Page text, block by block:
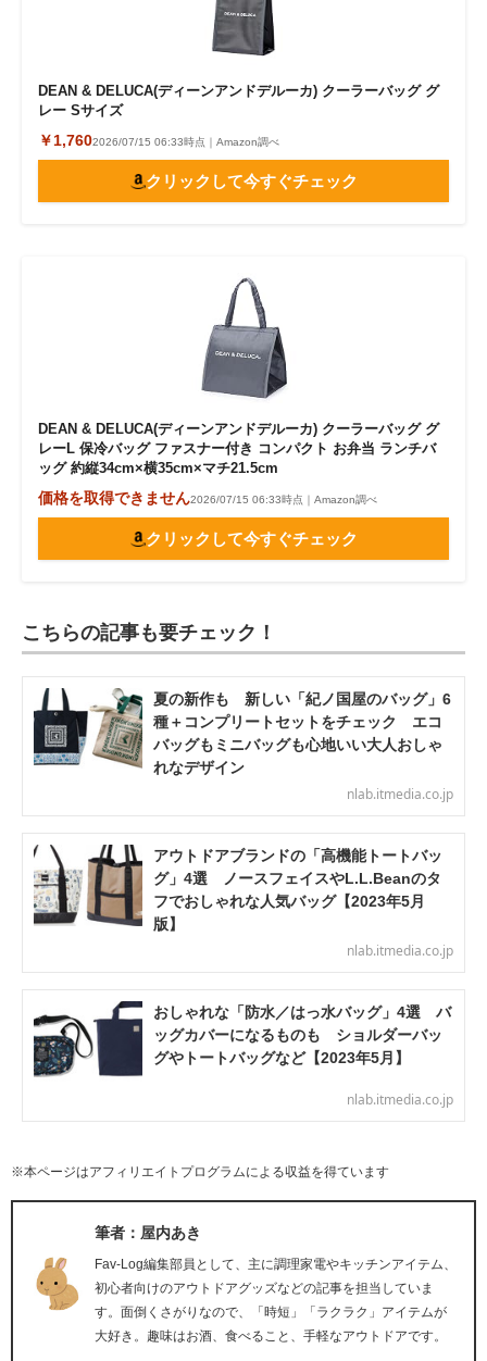
DEAN & DELUCA(ディーンアンドデルーカ) クーラーバッグ グ
レー Sサイズ
￥1,7602026/07/15 06:33時点｜Amazon調べ
クリックして今すぐチェック
DEAN & DELUCA(ディーンアンドデルーカ) クーラーバッグ グ
レーL 保冷バッグ ファスナー付き コンパクト お弁当 ランチバ
ッグ 約縦34cm×横35cm×マチ21.5cm
価格を取得できません2026/07/15 06:33時点｜Amazon調べ
クリックして今すぐチェック
こちらの記事も要チェック！
夏の新作も 新しい「紀ノ国屋のバッグ」6
種＋コンプリートセットをチェック エコ
バッグもミニバッグも心地いい大人おしゃ
れなデザイン
nlab.itmedia.co.jp
アウトドアブランドの「高機能トートバッ
グ」4選 ノースフェイスやL.L.Beanのタ
フでおしゃれな人気バッグ【2023年5月
版】
nlab.itmedia.co.jp
おしゃれな「防水／はっ水バッグ」4選 バ
ッグカバーになるものも ショルダーバッ
グやトートバッグなど【2023年5月】
nlab.itmedia.co.jp
※本ページはアフィリエイトプログラムによる収益を得ています
筆者：屋内あき
Fav-Log編集部員として、主に調理家電やキッチンアイテム、
初心者向けのアウトドアグッズなどの記事を担当していま
す。面倒くさがりなので、「時短」「ラクラク」アイテムが
大好き。趣味はお酒、食べること、手軽なアウトドアです。